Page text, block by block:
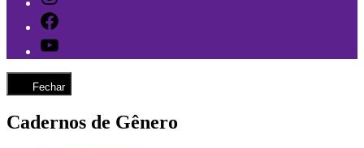
Facebook
Youtube
Fechar
Cadernos de Gênero